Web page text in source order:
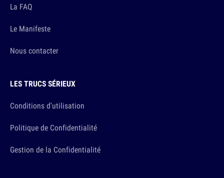
La FAQ
Le Manifeste
Nous contacter
LES TRUCS SÉRIEUX
Conditions d'utilisation
Politique de Confidentialité
Gestion de la Confidentialité